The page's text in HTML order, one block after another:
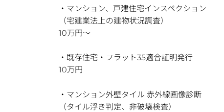
・マンション、戸建住宅インスペクション
（宅建業法上の建物状況調査）
10万円～
・既存住宅・フラット35適合証明発行
10万円
・マンション外壁タイル 赤外線画像診断
（タイル浮き判定、非破壊検査）